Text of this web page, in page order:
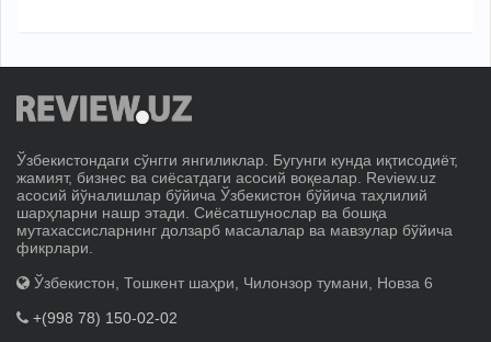
Ўзбекистондаги сўнгги янгиликлар. Бугунги кунда иқтисодиёт,
жамият, бизнес ва сиёсатдаги асосий воқеалар. Review.uz
асосий йўналишлар бўйича Ўзбекистон бўйича таҳлилий
шарҳларни нашр этади. Сиёсатшунослар ва бошқа
мутахассисларнинг долзарб масалалар ва мавзулар бўйича
фикрлари.
Ўзбекистон, Тошкент шаҳри, Чилонзор тумани, Новза 6
+(998 78) 150-02-02